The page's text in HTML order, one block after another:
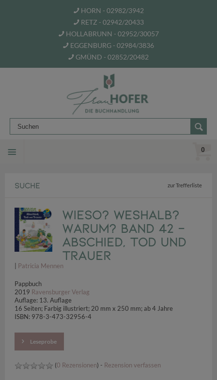
HORN - 02982/3942
RETZ - 02942/20433
HOLLABRUNN - 02952/30057
EGGENBURG - 02984/3836
GMÜND - 02852/20482
0
SUCHE zur Trefferliste
Wieso? Weshalb?
Warum? Band 42 -
Abschied, Tod und
Trauer
Patricia Mennen
Pappbuch
2019 Ravensburger Verlag
Auflage: 13. Auflage
16 Seiten; Farbig illustriert; 20 mm x 250 mm; ab 4 Jahre
ISBN: 978-3-473-32956-4
Leseprobe
(0 Rezensionen) - Rezension verfassen